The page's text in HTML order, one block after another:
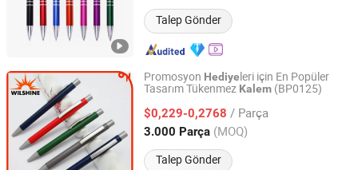
Talep Gönder
Promosyon Hediyeleri için En Popüler
Tasarım Tükenmez Kalem (BP0125)
$0,229-0,2768 / Parça
3.000 Parça (MOQ)
Talep Gönder
NINGBO WILSHINE STATIONERY CO., LTD.
Zhejiang, China Fiyat 2013